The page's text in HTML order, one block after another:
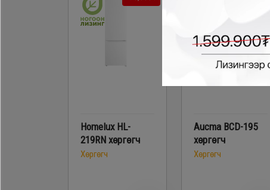
Homelux HL-
219RN хөргөгч
Хөргөгч
Aucma BCD-195
хөргөгч
Хөргөгч